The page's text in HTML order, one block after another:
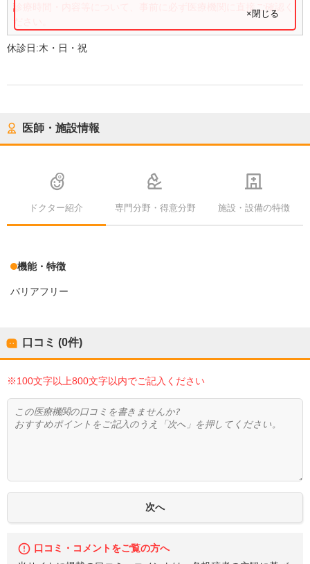
診療時間・内容等について、事前に必ず医療機関に直接ご確認く
×閉じる
休診日:木・日・祝
医師・施設情報
ドクター紹介 専門分野・得意分野 施設・設備の特徴
機能・特徴
バリアフリー
口コミ (0件)
※100文字以上800文字以内でご記入ください
口コミ・コメントをご覧の方へ